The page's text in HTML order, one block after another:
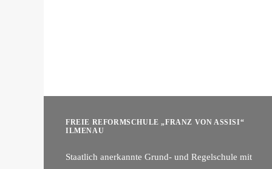
FREIE REFORMSCHULE „FRANZ VON ASSISI“
ILMENAU
Staatlich anerkannte Grund- und Regelschule mit